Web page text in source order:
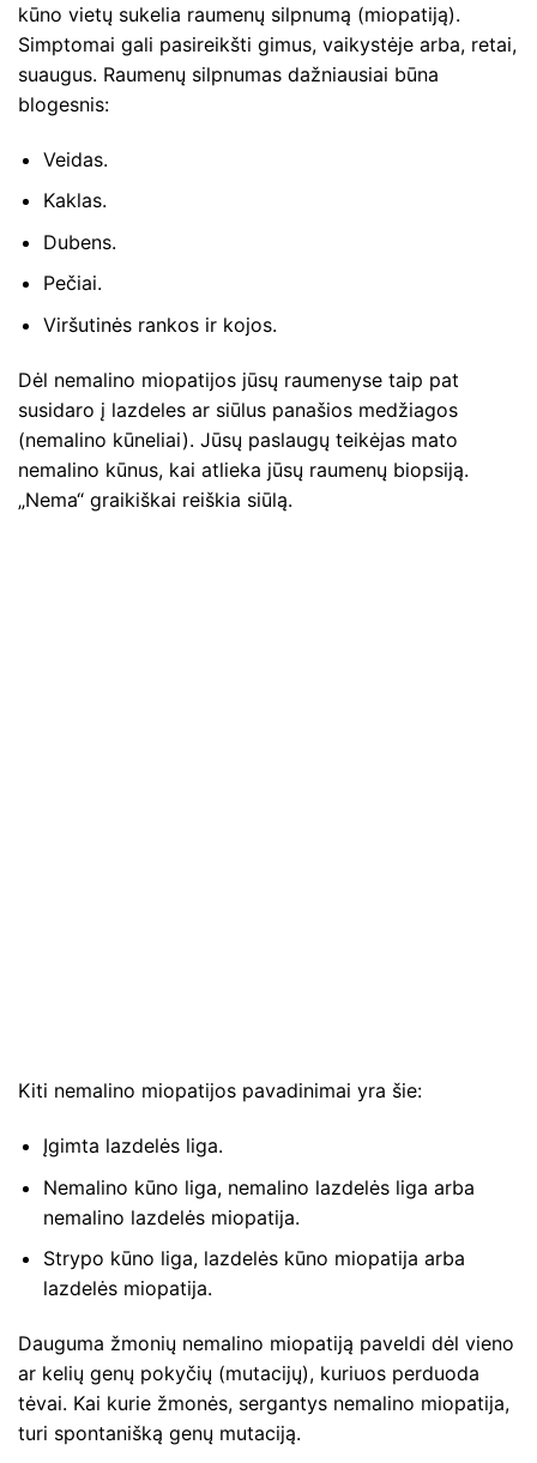
kūno vietų sukelia raumenų silpnumą (miopatiją).
Simptomai gali pasireikšti gimus, vaikystėje arba, retai,
suaugus. Raumenų silpnumas dažniausiai būna
blogesnis:
Veidas.
Kaklas.
Dubens.
Pečiai.
Viršutinės rankos ir kojos.
Dėl nemalino miopatijos jūsų raumenyse taip pat
susidaro į lazdeles ar siūlus panašios medžiagos
(nemalino kūneliai). Jūsų paslaugų teikėjas mato
nemalino kūnus, kai atlieka jūsų raumenų biopsiją.
„Nema“ graikiškai reiškia siūlą.
Kiti nemalino miopatijos pavadinimai yra šie:
Įgimta lazdelės liga.
Nemalino kūno liga, nemalino lazdelės liga arba
nemalino lazdelės miopatija.
Strypo kūno liga, lazdelės kūno miopatija arba
lazdelės miopatija.
Dauguma žmonių nemalino miopatiją paveldi dėl vieno
ar kelių genų pokyčių (mutacijų), kuriuos perduoda
tėvai. Kai kurie žmonės, sergantys nemalino miopatija,
turi spontanišką genų mutaciją.